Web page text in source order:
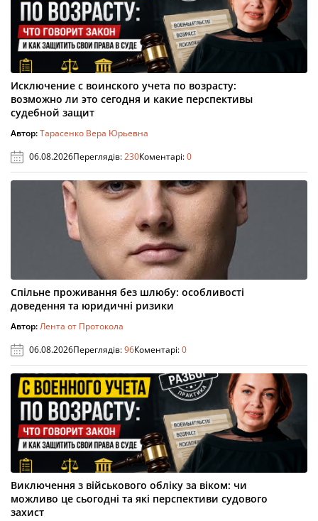
Исключение с воинского учета по возрасту:
возможно ли это сегодня и какие перспективы
судебной защит
Автор:Тарасенко Вера Юрьевна
06.08.2026Переглядів:230Коментарі:0
Спільне проживання без шлюбу: особливості
доведення та юридичні ризики
Автор:Лента от Протокола
06.08.2026Переглядів:96Коментарі:0
Виключення з військового обліку за віком: чи
можливо це сьогодні та які перспективи судового
захист